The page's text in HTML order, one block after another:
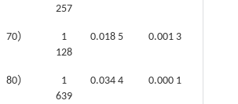
257
70）
1
128
0.018 5 0.001 3
80）
1
639
0.034 4 0.000 1